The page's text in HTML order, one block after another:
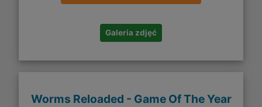
Galeria zdjęć
Worms Reloaded - Game Of The Year